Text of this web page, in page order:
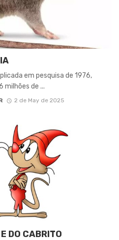
em pesquisa de 1976,
milhões de ...
2 de May de 2025
DO CABRITO